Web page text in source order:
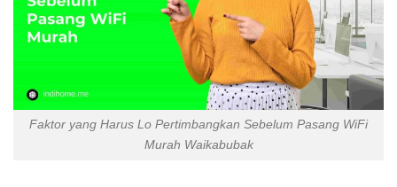
Faktor yang Harus Lo Pertimbangkan Sebelum Pasang WiFi
Murah Waikabubak